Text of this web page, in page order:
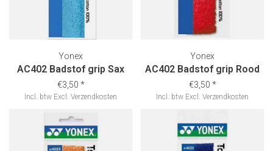
Yonex
AC402 Badstof grip Sax
€3,50 *
Incl. btw Excl. Verzendkosten
Yonex
AC402 Badstof grip Rood
€3,50 *
Incl. btw Excl. Verzendkosten